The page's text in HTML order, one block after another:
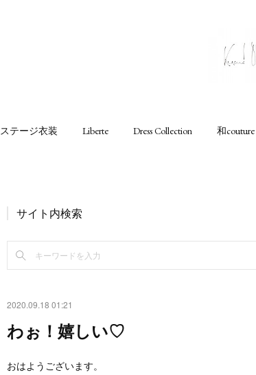
ステージ衣装 Liberte Dress Collection 和couture
サイト内検索
2020.09.18 01:21
わぉ！嬉しい♡
おはようございます。